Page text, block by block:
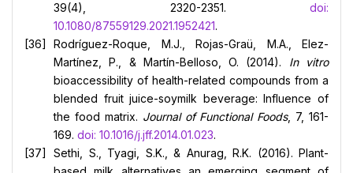
39(4), 2320-2351. doi:
10.1080/87559129.2021.1952421.
Rodríguez-Roque, M.J., Rojas-Graü, M.A., Elez-
Martínez, P., & Martín-Belloso, O. (2014). In vitro
bioaccessibility of health-related compounds from a
blended fruit juice-soymilk beverage: Influence of
the food matrix. Journal of Functional Foods, 7, 161-
169. doi: 10.1016/j.jff.2014.01.023.
Sethi, S., Tyagi, S.K., & Anurag, R.K. (2016). Plant-